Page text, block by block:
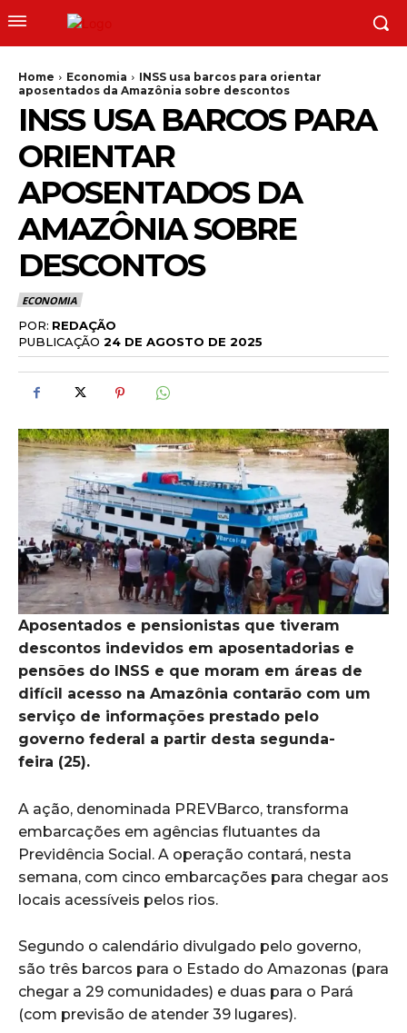
Home Economia
INSS usa barcos para orientar
aposentados da Amazônia sobre descontos
INSS USA BARCOS PARA
ORIENTAR
APOSENTADOS DA
AMAZÔNIA SOBRE
DESCONTOS
ECONOMIA
POR: REDAÇÃO
PUBLICAÇÃO 24 DE AGOSTO DE 2025
Aposentados e pensionistas que tiveram
descontos indevidos em aposentadorias e
pensões do INSS e que moram em áreas de
difícil acesso na Amazônia contarão com um
serviço de informações prestado pelo
governo federal a partir desta segunda-
feira (25).
A ação, denominada PREVBarco, transforma
embarcações em agências flutuantes da
Previdência Social. A operação contará, nesta
semana, com cinco embarcações para chegar aos
locais acessíveis pelos rios.
Segundo o calendário divulgado pelo governo,
são três barcos para o Estado do Amazonas (para
chegar a 29 comunidades) e duas para o Pará
(com previsão de atender 39 lugares).